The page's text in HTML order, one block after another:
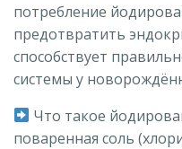
потребление
предотвратить
способствует
системы у
Что такое
поваренная соль